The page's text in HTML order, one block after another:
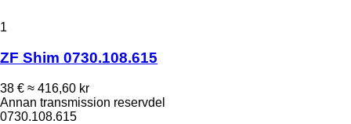
1
ZF Shim 0730.108.615
38 € ≈ 416,60 kr
Annan transmission reservdel
0730.108.615